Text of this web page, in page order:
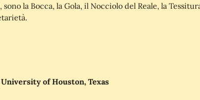
la Bocca, la Gola, il Nocciolo del Reale, la
University of Houston, Texas